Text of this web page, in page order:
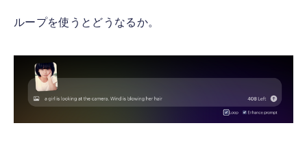
ループを使うとどうなるか。